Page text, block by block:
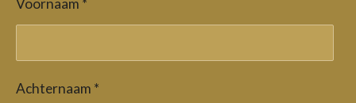
Voornaam *
Achternaam *